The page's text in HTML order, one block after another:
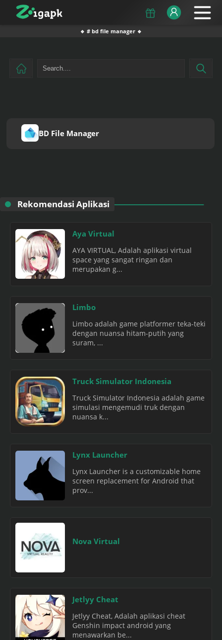
🔹 # bd file manager 🔹
BD File Manager
Rekomendasi Aplikasi
Aya Virtual
AYA VIRTUAL, Adalah aplikasi virtual
space yang sangat ringan dan
merupakan g...
Limbo
Limbo adalah game platformer teka-teki
dengan nuansa hitam-putih yang
suram, ...
Truck Simulator Indonesia
Truck Simulator Indonesia adalah game
simulasi mengemudi truk dengan
nuansa k...
Lynx Launcher
Lynx Launcher is a customizable home
screen replacement for Android that
prov...
Nova Virtual
Jetlyy Cheat
Jetlyy Cheat, Adalah aplikasi cheat
Genshin impact android yang
menawarkan be...